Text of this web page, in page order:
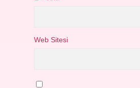
Web Sitesi